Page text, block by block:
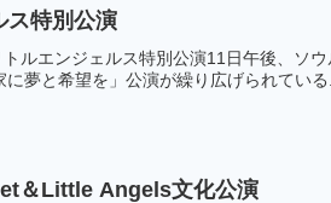
ス特別公演
ルエンジェルス特別公演11日午後、ソ
夢と希望を」公演が繰り広げられている
＆Little Angels文化公演